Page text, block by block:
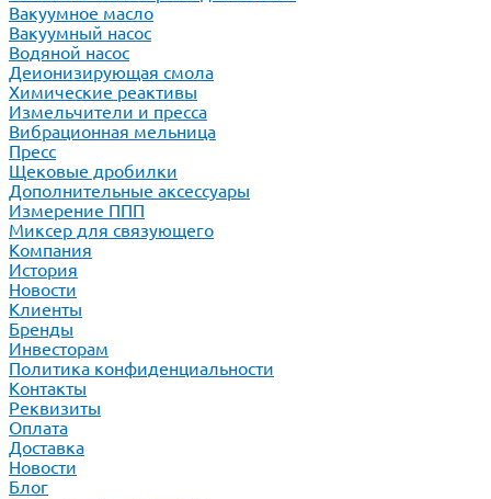
Вакуумное масло
Вакуумный насос
Водяной насос
Деионизирующая смола
Химические реактивы
Измельчители и пресса
Вибрационная мельница
Пресс
Щековые дробилки
Дополнительные аксессуары
Измерение ППП
Миксер для связующего
Компания
История
Новости
Клиенты
Бренды
Инвесторам
Политика конфиденциальности
Контакты
Реквизиты
Оплата
Доставка
Новости
Блог